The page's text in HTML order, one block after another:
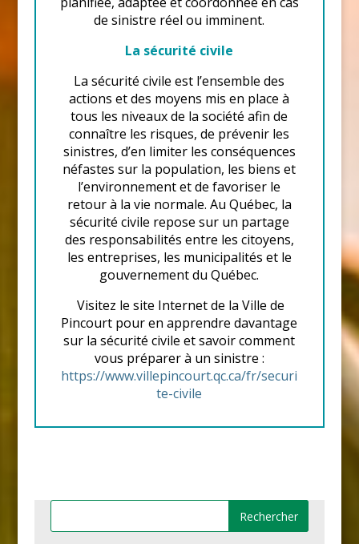
de sinistre réel ou imminent.
La sécurité civile
La sécurité civile est l’ensemble des
actions et des moyens mis en place à
tous les niveaux de la société afin de
connaître les risques, de prévenir les
sinistres, d’en limiter les conséquences
néfastes sur la population, les biens et
l’environnement et de favoriser le
retour à la vie normale. Au Québec, la
sécurité civile repose sur un partage
des responsabilités entre les citoyens,
les entreprises, les municipalités et le
gouvernement du Québec.
Visitez le site Internet de la Ville de
Pincourt pour en apprendre davantage
sur la sécurité civile et savoir comment
vous préparer à un sinistre :
https://www.villepincourt.qc.ca/fr/securi
te-civile